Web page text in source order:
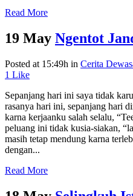
Read More
19 May Ngentot
Posted at 15:49h in Cerita
1 Like
Sepanjang hari ini saya tidak
rasanya hari ini, sepanjang hari
karna kerjaanku salah selalu,
peluang ini tidak kusia-siakan,
masih tetap mendung karna
dengan...
Read More